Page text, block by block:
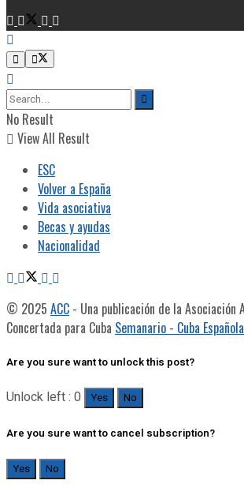
No Result
View All Result
ESC
Volver a España
Vida asociativa
Becas y ayudas
Nacionalidad
© 2025 ACC - Una publicación de la Asociación
Concertada para Cuba Semanario - Cuba Española
Are you sure want to unlock this post?
Unlock left : 0 Yes No
Are you sure want to cancel subscription?
Yes No